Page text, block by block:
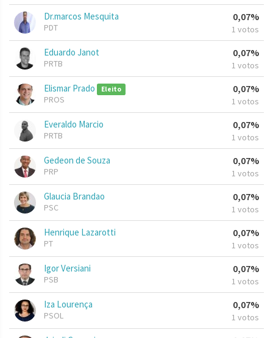
Dr.marcos Mesquita
PDT
0,07%
1 votos
Eduardo Janot
PRTB
0,07%
1 votos
Elismar Prado Eleito
PROS
0,07%
1 votos
Everaldo Marcio
PRTB
0,07%
1 votos
Gedeon de Souza
PRP
0,07%
1 votos
Glaucia Brandao
PSC
0,07%
1 votos
Henrique Lazarotti
PT
0,07%
1 votos
Igor Versiani
PSB
0,07%
1 votos
Iza Lourença
PSOL
0,07%
1 votos